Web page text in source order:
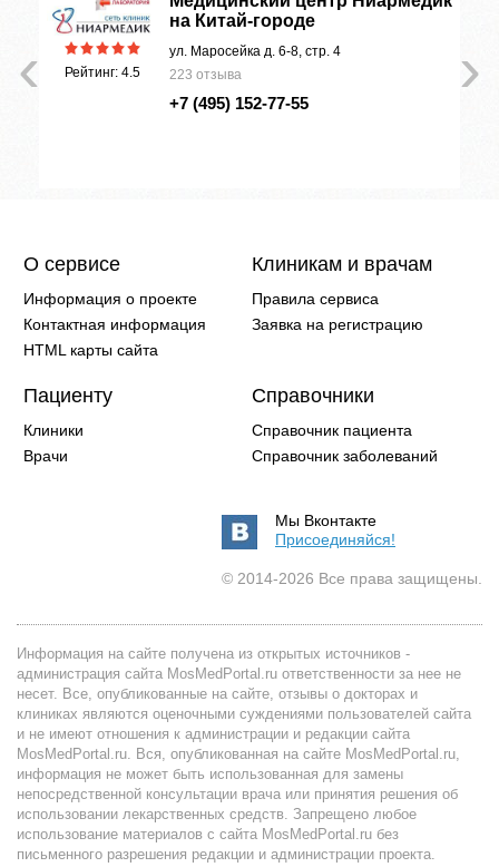
›
‹ Рейтинг: 4.5
на Китай-городе
ул. Маросейка д. 6-8, стр. 4
223 отзыва
+7 (495) 152-77-55
О сервисе
Информация о проекте
Контактная информация
HTML карты сайта
Клиникам и врачам
Правила сервиса
Заявка на регистрацию
Пациенту
Клиники
Врачи
Справочники
Справочник пациента
Справочник заболеваний
Мы Вконтакте
Присоединяйся!
© 2014-2026 Все права защищены.
Информация на сайте получена из открытых источников -
администрация сайта MosMedPortal.ru ответственности за нее не
несет. Все, опубликованные на сайте, отзывы о докторах и
клиниках являются оценочными суждениями пользователей сайта
и не имеют отношения к администрации и редакции сайта
MosMedPortal.ru. Вся, опубликованная на сайте MosMedPortal.ru,
информация не может быть использованная для замены
непосредственной консультации врача или принятия решения об
использовании лекарственных средств. Запрещено любое
использование материалов с сайта MosMedPortal.ru без
письменного разрешения редакции и администрации проекта.